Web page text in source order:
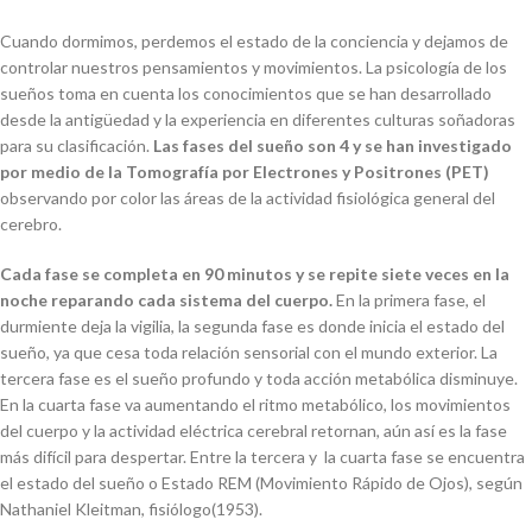
Cuando dormimos, perdemos el estado de la conciencia y dejamos de
controlar nuestros pensamientos y movimientos. La psicología de los
sueños toma en cuenta los conocimientos que se han desarrollado
desde la antigüedad y la experiencia en diferentes culturas soñadoras
para su clasificación. Las fases del sueño son 4 y se han investigado
por medio de la Tomografía por Electrones y Positrones (PET)
observando por color las áreas de la actividad fisiológica general del
cerebro.
Cada fase se completa en 90 minutos y se repite siete veces en la
noche reparando cada sistema del cuerpo.En la primera fase, el
durmiente deja la vigilia, la segunda fase es donde inicia el estado del
sueño, ya que cesa toda relación sensorial con el mundo exterior. La
tercera fase es el sueño profundo y toda acción metabólica disminuye.
En la cuarta fase va aumentando el ritmo metabólico, los movimientos
del cuerpo y la actividad eléctrica cerebral retornan, aún así es la fase
más difícil para despertar. Entre la tercera y la cuarta fase se encuentra
el estado del sueño o Estado REM (Movimiento Rápido de Ojos), según
Nathaniel Kleitman, fisiólogo(1953).